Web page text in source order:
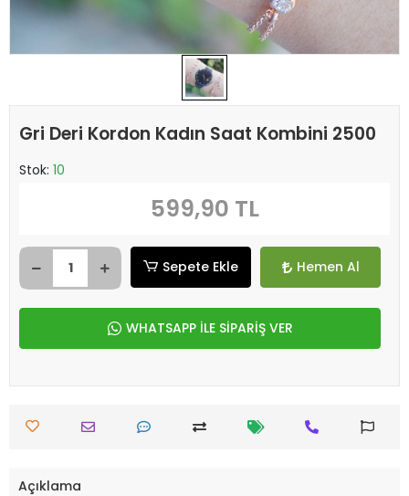
Gri Deri Kordon Kadın Saat Kombini 2500
Stok: 10
599,90 TL
Sepete Ekle Hemen Al
WHATSAPP İLE SİPARİŞ VER
Açıklama